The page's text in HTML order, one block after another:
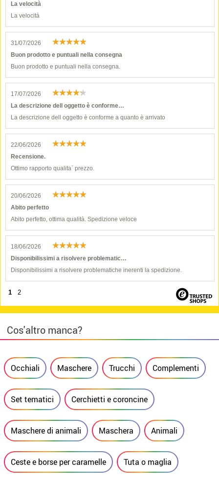
La velocità
La velocità
31/07/2026
Buon prodotto e puntuali nella consegna
Buon prodotto e puntuali nella consegna.
17/07/2026
La descrizione dell oggetto è conforme…
La descrizione dell oggetto è conforme a quanto è arrivato
22/06/2026
Recensione.
Ottimo rapporto qualita` prezzo.
20/06/2026
Abito perfetto
Abito perfetto, ottima qualità. Spedizione veloce
18/06/2026
Disponibilissimi a risolvere problematic…
Disponibilissimi a risolvere problematiche inerenti la spedizione.
1 2
Cos'altro manca?
Occhiali Maschere Trucchi Complementi
Set tematici Cerchietti e coroncine
Maschere di animali Maschera Animali
Ceste e borse per caramelle Tuta o maglia